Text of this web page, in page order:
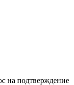
на подтверждение